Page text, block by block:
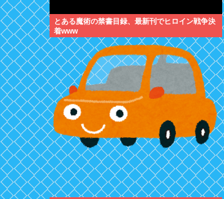
とある魔術の禁書目録、最新刊でヒロイン戦争決
着www